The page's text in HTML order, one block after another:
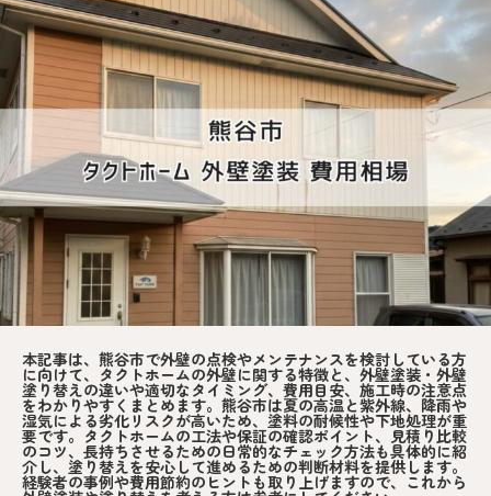
本記事は、熊谷市で外壁の点検やメンテナンスを検討している方
に向けて、タクトホームの外壁に関する特徴と、外壁塗装・外壁
塗り替えの違いや適切なタイミング、費用目安、施工時の注意点
をわかりやすくまとめます。熊谷市は夏の高温と紫外線、降雨や
湿気による劣化リスクが高いため、塗料の耐候性や下地処理が重
要です。タクトホームの工法や保証の確認ポイント、見積り比較
のコツ、長持ちさせるための日常的なチェック方法も具体的に紹
介し、塗り替えを安心して進めるための判断材料を提供します。
経験者の事例や費用節約のヒントも取り上げますので、これから